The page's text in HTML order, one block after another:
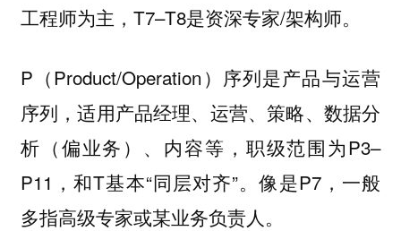
工程师为主，T7–T8是资深专家/架构师。
P（Product/Operation）序列是产品与运营
序列，适用产品经理、运营、策略、数据分
析（偏业务）、内容等，职级范围为P3–
P11，和T基本“同层对齐”。像是P7，一般
多指高级专家或某业务负责人。